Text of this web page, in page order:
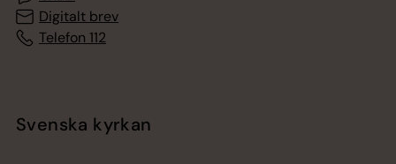
Digitalt brev
Telefon 112
Svenska kyrkan